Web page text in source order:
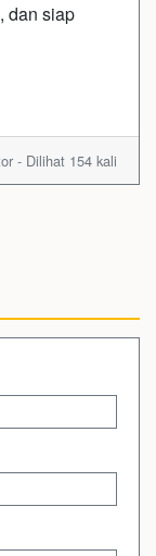
dan siap
- Dilihat 154 kali